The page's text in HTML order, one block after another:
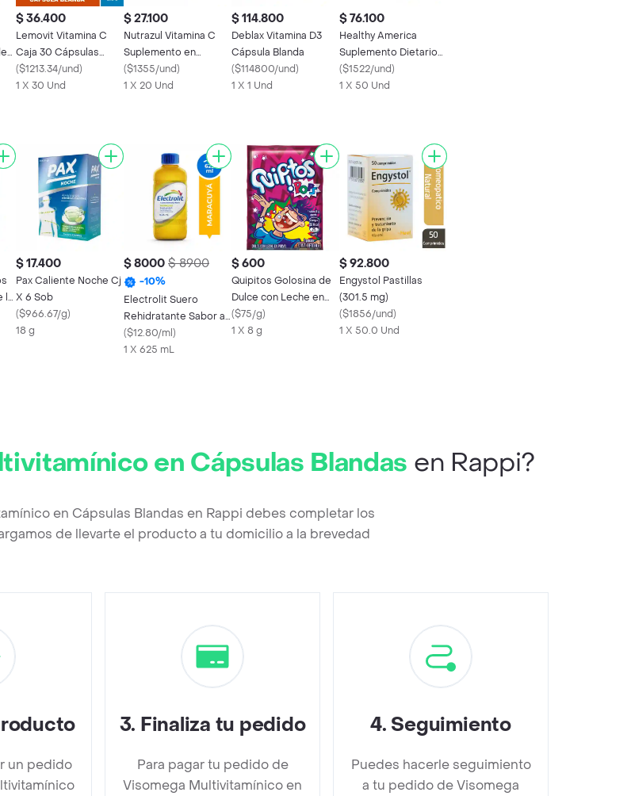
$ 36.400
Lemovit Vitamina C
Caja 30 Cápsulas
Blandas
($1213.34/und)
1 X 30 Und
$ 27.100
Nutrazul Vitamina C
Suplemento en
Tabletas
($1355/und)
1 X 20 Und
$ 114.800
Deblax Vitamina D3
Cápsula Blanda
($114800/und)
1 X 1 Und
$ 76.100
Healthy America
Suplemento Dietario
de Vitamina E
($1522/und)
1 X 50 Und
la
$ 17.400
Pax Caliente Noche Cj
X 6 Sob
($966.67/g)
18 g
$ 8000 $ 8900
-10%
Electrolit Suero
Rehidratante Sabor a
Maracuyá
($12.80/ml)
1 X 625 mL
$ 600
Quipitos Golosina de
Dulce con Leche en
Polvo Pops
($75/g)
1 X 8 g
$ 92.800
Engystol Pastillas
(301.5 mg)
($1856/und)
1 X 50.0 Und
en Cápsulas Blandas en Rappi?
en Cápsulas Blandas en Rappi debes completar los
de llevarte el producto a tu domicilio a la brevedad
un pedido
3. Finaliza tu pedido
Para pagar tu pedido de
Visomega Multivitamínico en
4. Seguimiento
Puedes hacerle seguimiento
a tu pedido de Visomega